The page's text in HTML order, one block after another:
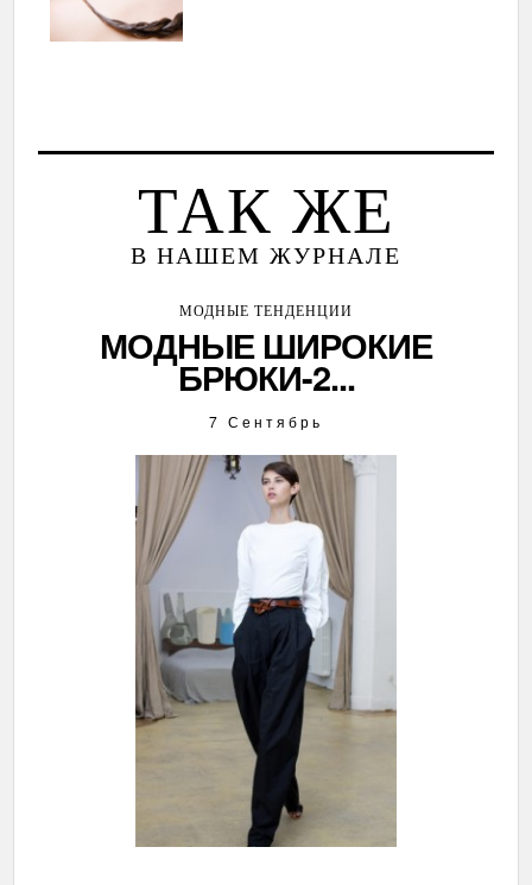
ТАК ЖЕ
В НАШЕМ ЖУРНАЛЕ
МОДНЫЕ ТЕНДЕНЦИИ
МОДНЫЕ ШИРОКИЕ
БРЮКИ-2...
7 Сентябрь